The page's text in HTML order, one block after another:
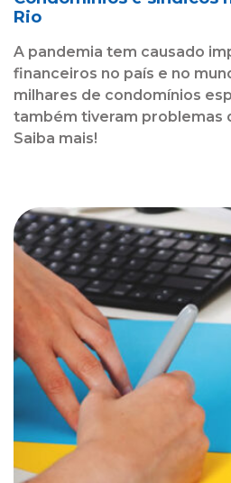
Rio
A pandemia tem causado
financeiros no país e no
milhares de condomínios
também tiveram problemas
Saiba mais!